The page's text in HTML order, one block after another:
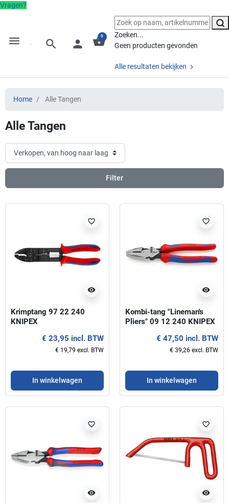
Vragen?
menu search person shopping_basket
0
Zoeken...
Geen producten gevonden
Alle resultaten bekijken
Home Alle Tangen
Alle Tangen
Filter
visibility
favorite_border
Krimptang 97 22 240
KNIPEX
€ 23,95 incl. BTW
€ 19,79 excl. BTW
In winkelwagen
visibility
favorite_border
Kombi-tang "Lineman's
Pliers" 09 12 240 KNIPEX
€ 47,50 incl. BTW
€ 39,26 excl. BTW
In winkelwagen
visibility
favorite_border
visibility
favorite_border